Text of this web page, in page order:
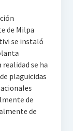
de Milpa
se instaló
se ha
plaguicidas
de
de